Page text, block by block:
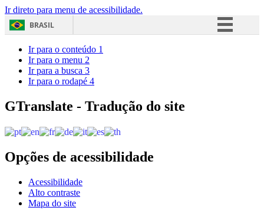
Ir direto para menu de acessibilidade.
BRASIL
Acesso à informação
Ir para o conteúdo 1
Ir para o menu 2
Ir para a busca 3
Ir para o rodapé 4
GTranslate - Tradução do site
Opções de acessibilidade
Acessibilidade
Alto contraste
Mapa do site